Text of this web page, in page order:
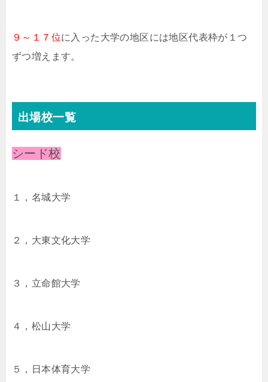
９～１７位に入った大学の地区には地区代表枠が１つ
ずつ増えます。
出場校一覧
シード校
１，名城大学
２，大東文化大学
３，立命館大学
４，松山大学
５，日本体育大学